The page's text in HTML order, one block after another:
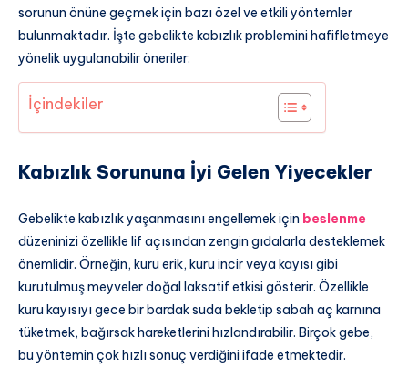
sorunun önüne geçmek için bazı özel ve etkili yöntemler
bulunmaktadır. İşte gebelikte kabızlık problemini hafifletmeye
yönelik uygulanabilir öneriler:
İçindekiler
Kabızlık Sorununa İyi Gelen Yiyecekler
Gebelikte kabızlık yaşanmasını engellemek için beslenme
düzeninizi özellikle lif açısından zengin gıdalarla desteklemek
önemlidir. Örneğin, kuru erik, kuru incir veya kayısı gibi
kurutulmuş meyveler doğal laksatif etkisi gösterir. Özellikle
kuru kayısıyı gece bir bardak suda bekletip sabah aç karnına
tüketmek, bağırsak hareketlerini hızlandırabilir. Birçok gebe,
bu yöntemin çok hızlı sonuç verdiğini ifade etmektedir.